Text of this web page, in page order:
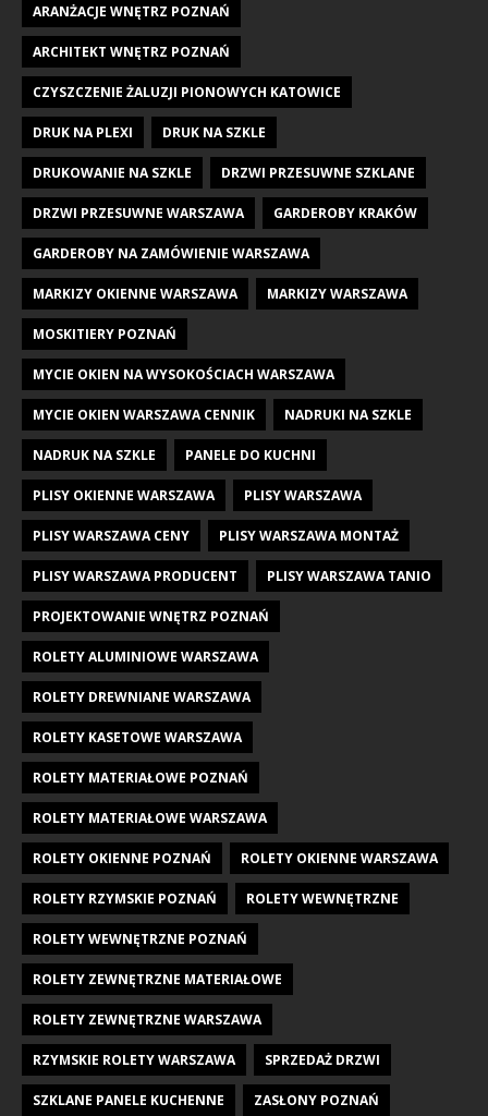
ARANŻACJE WNĘTRZ POZNAŃ
ARCHITEKT WNĘTRZ POZNAŃ
CZYSZCZENIE ŻALUZJI PIONOWYCH KATOWICE
DRUK NA PLEXI DRUK NA SZKLE
DRUKOWANIE NA SZKLE DRZWI PRZESUWNE SZKLANE
DRZWI PRZESUWNE WARSZAWA GARDEROBY KRAKÓW
GARDEROBY NA ZAMÓWIENIE WARSZAWA
MARKIZY OKIENNE WARSZAWA MARKIZY WARSZAWA
MOSKITIERY POZNAŃ
MYCIE OKIEN NA WYSOKOŚCIACH WARSZAWA
MYCIE OKIEN WARSZAWA CENNIK NADRUKI NA SZKLE
NADRUK NA SZKLE PANELE DO KUCHNI
PLISY OKIENNE WARSZAWA PLISY WARSZAWA
PLISY WARSZAWA CENY PLISY WARSZAWA MONTAŻ
PLISY WARSZAWA PRODUCENT PLISY WARSZAWA TANIO
PROJEKTOWANIE WNĘTRZ POZNAŃ
ROLETY ALUMINIOWE WARSZAWA
ROLETY DREWNIANE WARSZAWA
ROLETY KASETOWE WARSZAWA
ROLETY MATERIAŁOWE POZNAŃ
ROLETY MATERIAŁOWE WARSZAWA
ROLETY OKIENNE POZNAŃ ROLETY OKIENNE WARSZAWA
ROLETY RZYMSKIE POZNAŃ ROLETY WEWNĘTRZNE
ROLETY WEWNĘTRZNE POZNAŃ
ROLETY ZEWNĘTRZNE MATERIAŁOWE
ROLETY ZEWNĘTRZNE WARSZAWA
RZYMSKIE ROLETY WARSZAWA SPRZEDAŻ DRZWI
SZKLANE PANELE KUCHENNE ZASŁONY POZNAŃ